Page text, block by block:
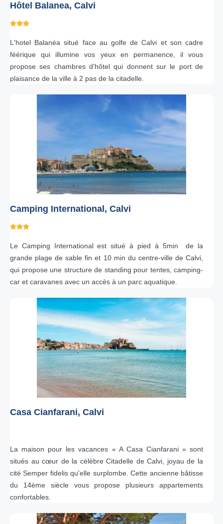
Hôtel Balanea, Calvi
L'hotel Balanéa situé face au golfe de Calvi et son cadre
féérique qui illumine vos yeux en permanence, il vous
propose ses chambres d'hôtel qui donnent sur le port de
plaisance de la ville à 2 pas de la citadelle.
Camping International, Calvi
Le Camping International est situé à pied à 5min de la
grande plage de sable fin et 10 min du centre-ville de Calvi,
qui propose une structure de standing pour tentes, camping-
car et caravanes avec un accès à un parc aquatique.
Casa Cianfarani, Calvi
La maison pour les vacances « A Casa Cianfarani » sont
situés au cœur de la célèbre Citadelle de Calvi, joyau de la
cité Semper fidelis qu'elle surplombe. Cette ancienne bâtisse
du 14ème siècle vous propose plusieurs appartements
confortables.